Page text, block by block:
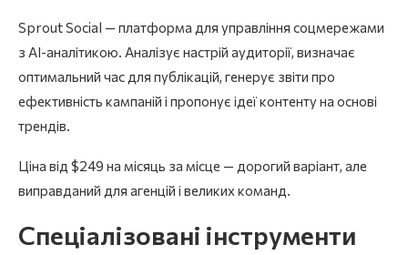
Sprout Social — платформа для управління соцмережами
з AI-аналітикою. Аналізує настрій аудиторії, визначає
оптимальний час для публікацій, генерує звіти про
ефективність кампаній і пропонує ідеї контенту на основі
трендів.
Ціна від $249 на місяць за місце — дорогий варіант, але
виправданий для агенцій і великих команд.
Спеціалізовані інструменти